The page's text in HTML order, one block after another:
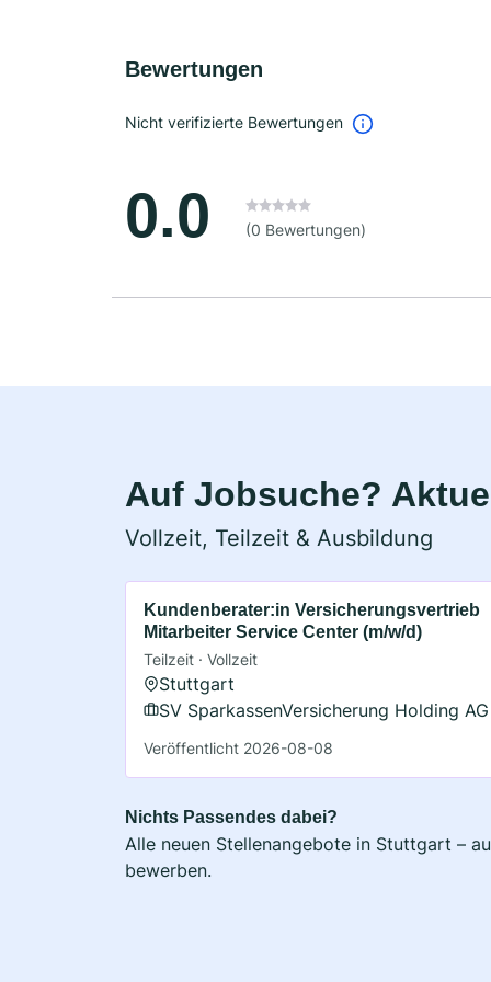
Bewertungen
Nicht verifizierte Bewertungen
0.0 (0 Bewertungen)
Auf Jobsuche?
Vollzeit, Teilzeit & Ausbildung
Kundenberater:in Versicherungsvertrieb
Mitarbeiter Service Center (m/w/d)
Teilzeit · Vollzeit
Stuttgart
SV SparkassenVersicherung Holding AG
Veröffentlicht 2026-08-08
Nichts Passendes dabei?
Alle neuen Stellenangebote in Stuttgart –
bewerben.